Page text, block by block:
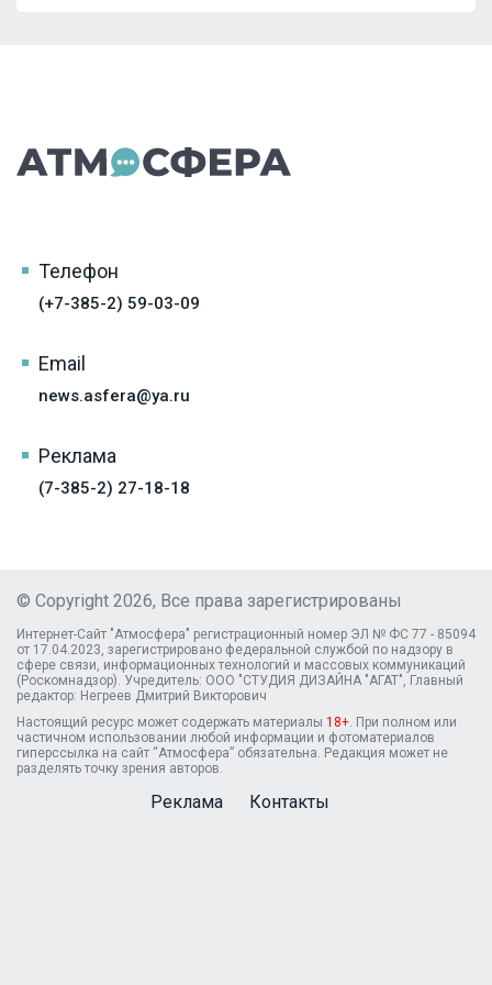
Телефон
(+7-385-2) 59-03-09
Email
news.asfera@ya.ru
Реклама
(7-385-2) 27-18-18
© Copyright 2026, Все права зарегистрированы
Интернет-Сайт "Атмосфера" регистрационный номер ЭЛ № ФС 77 - 85094
от 17.04.2023, зарегистрировано федеральной службой по надзору в
сфере связи, информационных технологий и массовых коммуникаций
(Роскомнадзор). Учредитель: ООО "СТУДИЯ ДИЗАЙНА "АГАТ", Главный
редактор: Негреев Дмитрий Викторович
Настоящий ресурс может содержать материалы 18+ . При полном или
частичном использовании любой информации и фотоматериалов
гиперссылка на сайт “Атмосфера” обязательна. Редакция может не
разделять точку зрения авторов.
Реклама Контакты